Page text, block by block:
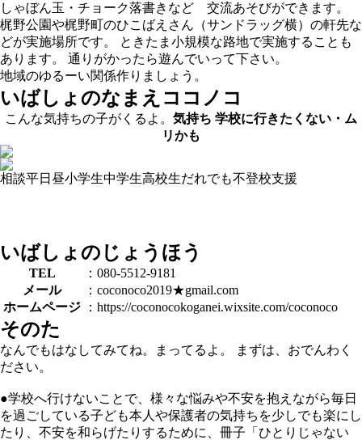
しゃぼん玉・チョーク落書きなど 交流あそびができます。
梶野公園や梶野町のひこばえさん（サンドラッグ横）の軒先な
どが実施場所です。 ときたま小規模な路地で実施することも
あります。 通りがかったら遊んでいって下さい。
地域のゆるーい関係作りましょう。
いばしょのなまえ ココノコ
こんな気持ちの子がくるよ。 気持ち 学校に行きたくない・ム
リかも
相談平日昼小学生中学生高校生だれでも不登校支援
いばしょのじょうほう
TEL
：080-5512-9181
メール
：coconoco2019★gmail.com
ホームページ
：https://coconocokoganei.wixsite.com/coconoco
そのた
なんでもはなしてみてね。まってるよ。 まずは、おでんわく
ださい。
●学校へ行けないことで、様々な悩みや不安を抱えながら毎日
を過ごしている子ども本人や保護者の気持ちを少しでも楽にし
たり、不安を和らげたりするために、冊子「ひとりじゃない